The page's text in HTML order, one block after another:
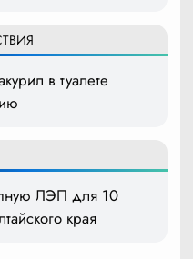
в туалете
ЛЭП для 10
края